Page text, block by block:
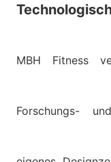
MBH Fitness
Forschungs-